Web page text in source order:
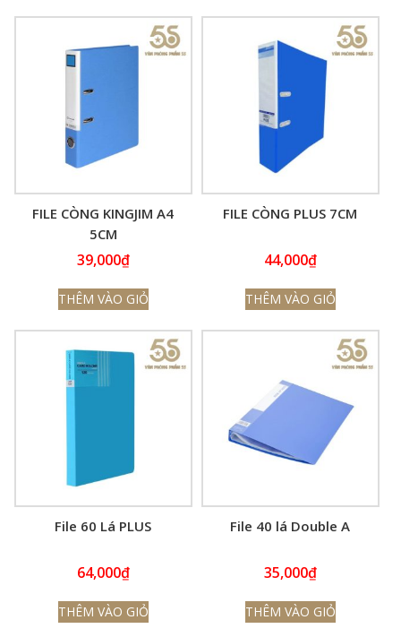
FILE CÒNG KINGJIM A4
5CM
39,000₫
THÊM VÀO GIỎ
FILE CÒNG PLUS 7CM
44,000₫
THÊM VÀO GIỎ
File 60 Lá PLUS
64,000₫
THÊM VÀO GIỎ
File 40 lá Double A
35,000₫
THÊM VÀO GIỎ